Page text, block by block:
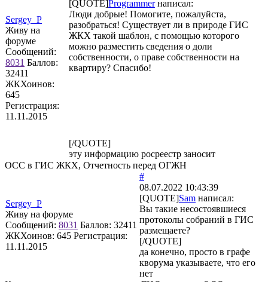
Sergey_P
Живу на
форуме
Сообщений:
8031 Баллов:
32411
ЖКХоинов:
645
Регистрация:
11.11.2015
[QUOTE]Programmerнаписал:
Люди добрые! Помогите, пожалуйста,
разобраться! Существует ли в природе ГИС
ЖКХ такой шаблон, с помощью которого
можно разместить сведения о доли
собственности, о праве собственности на
квартиру? Спасибо!
[/QUOTE]
эту информацию росреестр заносит
ОСС в ГИС ЖКХ, Отчетность перед ОГЖН
Sergey_P
Живу на форуме
Сообщений: 8031 Баллов: 32411
ЖКХоинов: 645 Регистрация:
11.11.2015
#
08.07.2022 10:43:39
[QUOTE]Sam написал:
Вы такие несостоявшиеся
протоколы собраний в ГИС
размещаете?
[/QUOTE]
да конечно, просто в графе
кворума указываете, что его
нет